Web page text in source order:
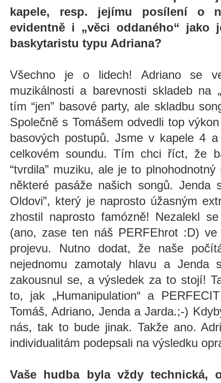
kapele, resp. jejímu posílení o
evidentně i „věci oddaného“ jako
baskytaristu typu Adriana?
Všechno je o lidech! Adriano se
muzikálnosti a barevnosti skladeb na
tím “jen” basové party, ale skladbu
Společně s Tomášem odvedli top
basových postupů. Jsme v kapele 4
celkovém soundu. Tím chci říct, že
“tvrdila” muziku, ale je to
některé pasáže našich songů. Jenda
Oldovi”, který je naprosto úžasným
zhostil naprosto famózně! Nezalekl
(ano, zase ten náš PERFEhrot :D)
projevu. Nutno dodat, že naše
nejednomu zamotaly hlavu a
zakousnul se, a výsledek za to stojí!
to, jak „Humanipulation“ a
Tomáš, Adriano, Jenda a Jarda.;-)
nás, tak to bude jinak. Takže ano.
individualitám podepsali na výsledku
Vaše hudba byla vždy technická,